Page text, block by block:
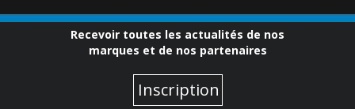
Recevoir toutes les actualités de nos
marques et de nos partenaires
Inscription